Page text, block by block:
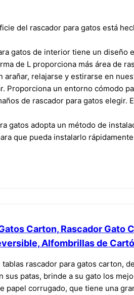
del rascador para gatos está
gatos de interior tiene un
de L proporciona más área de
arañar, relajarse y estirarse en
Proporciona un entorno cómodo
de rascador para gatos
gatos adopta un método de
que pueda instalarlo
Carton, Rascador
Alfombrillas de
tablas rascador para gatos
sus patas, brinde a su gato los
papel corrugado, que tiene una